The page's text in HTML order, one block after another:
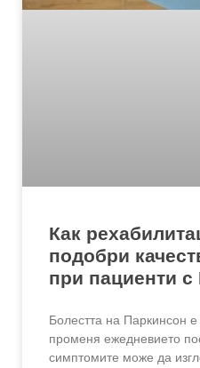
Как
подобри
при пациенти с
Болестта на Паркинсон
променя ежедневието
симптомите може да